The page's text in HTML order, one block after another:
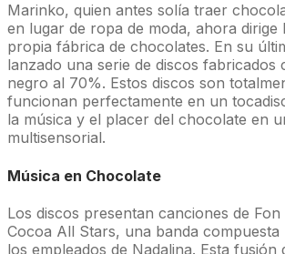
Marinko, quien antes solía traer
en lugar de ropa de moda, ahora dirige
propia fábrica de chocolates. En su
lanzado una serie de discos fabricados
negro al 70%. Estos discos son
funcionan perfectamente en un
la música y el placer del chocolate en
multisensorial.
Música en Chocolate
Los discos presentan canciones de Fon
Cocoa All Stars, una banda
los empleados de Nadalina. Esta fusión